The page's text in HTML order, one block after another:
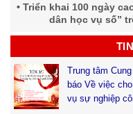
Triển khai 100 ngày
dân học vụ số”
Trung tâm
báo Về việc
vụ sự nghiệp